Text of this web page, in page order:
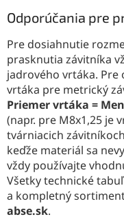
Odporúčania pre
Pre dosiahnutie
prasknutia závitníka
jadrového vrtáka.
vrtáka pre metrický
Priemer vrtáka =
(napr. pre M8x1,25 je
tvárniacich
keďže materiál sa
vždy používajte
Všetky technické
a kompletný
abse.sk.